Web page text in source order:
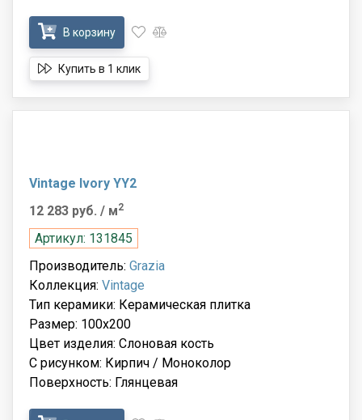
В корзину
Купить в 1 клик
Vintage Ivory YY2
12 283 руб. / м2
Артикул: 131845
Производитель: Grazia
Коллекция: Vintage
Тип керамики: Керамическая плитка
Размер: 100x200
Цвет изделия: Слоновая кость
С рисунком: Кирпич / Моноколор
Поверхность: Глянцевая